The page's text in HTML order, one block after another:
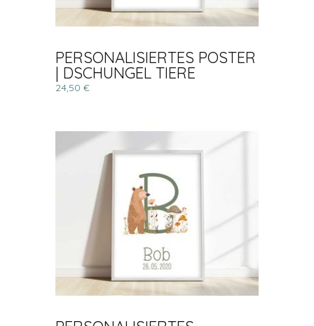
PERSONALISIERTES POSTER
| DSCHUNGEL TIERE
24,50 €